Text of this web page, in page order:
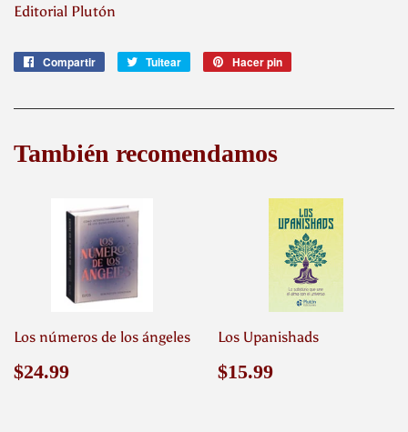
Editorial Plutón
Compartir
CompartirTuitear
Tuitear Hacer pin
También recomendamos
Los números de los ángeles
Precio
$24.99
Los Upanishads
Precio
$15.99